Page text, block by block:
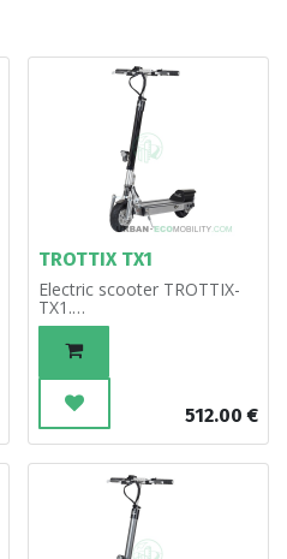
TROTTIX TX1
Electric scooter TROTTIX-
TX1.
Competition version, not
approved.
512.00 €